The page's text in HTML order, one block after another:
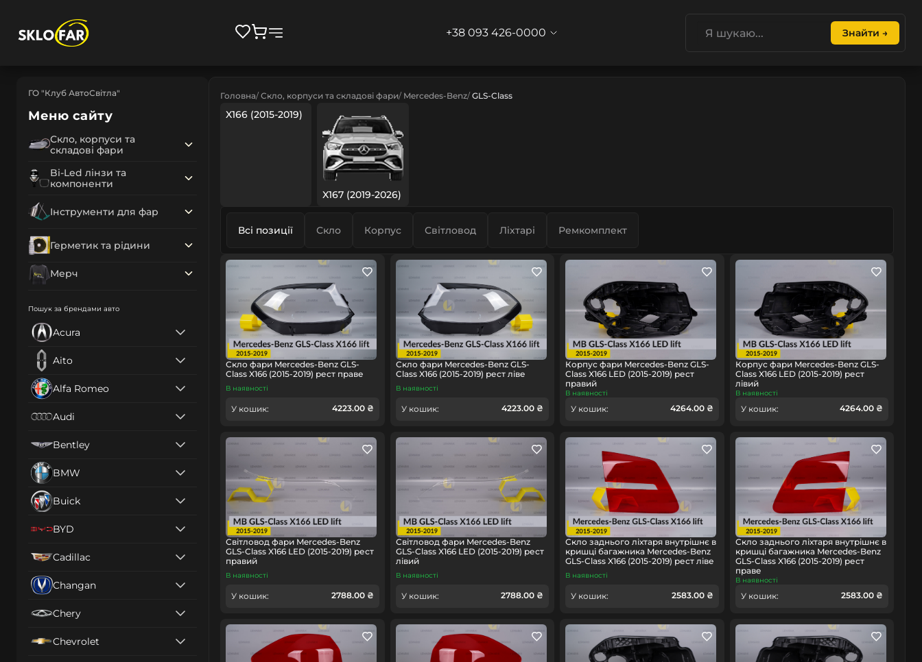
+38 093 426-0000 Знайти →
ГО "Клуб АвтоСвітла"
Меню сайту
Скло, корпуси та
складові фари
Bi-Led лінзи та
компоненти
Інструменти для фар
Герметик та рідини
Мерч
Пошук за брендами авто
Acura
Aito
Alfa Romeo
Audi
Bentley
BMW
Buick
BYD
Cadillac
Changan
Chery
Chevrolet
Головна Скло, корпуси та складові фари Mercedes-Benz GLS-Class
X166 (2015-2019)
X167 (2019-2026)
Всі позиції Скло Корпус Світловод Ліхтарі Ремкомплект
Скло фари Mercedes-Benz GLS-
Class X166 (2015-2019) рест праве
В наявності
У кошик: 4223.00 ₴
Скло фари Mercedes-Benz GLS-
Class X166 (2015-2019) рест ліве
В наявності
У кошик: 4223.00 ₴
Корпус фари Mercedes-Benz GLS-
Class X166 LED (2015-2019) рест
правий
В наявності
У кошик: 4264.00 ₴
Корпус фари Mercedes-Benz GLS-
Class X166 LED (2015-2019) рест
лівий
В наявності
У кошик: 4264.00 ₴
Світловод фари Mercedes-Benz
GLS-Class X166 LED (2015-2019) рест
правий
В наявності
У кошик: 2788.00 ₴
Світловод фари Mercedes-Benz
GLS-Class X166 LED (2015-2019) рест
лівий
В наявності
У кошик: 2788.00 ₴
Скло заднього ліхтаря внутрішнє в
кришці багажника Mercedes-Benz
GLS-Class X166 (2015-2019) рест ліве
В наявності
У кошик: 2583.00 ₴
Скло заднього ліхтаря внутрішнє в
кришці багажника Mercedes-Benz
GLS-Class X166 (2015-2019) рест
праве
В наявності
У кошик: 2583.00 ₴